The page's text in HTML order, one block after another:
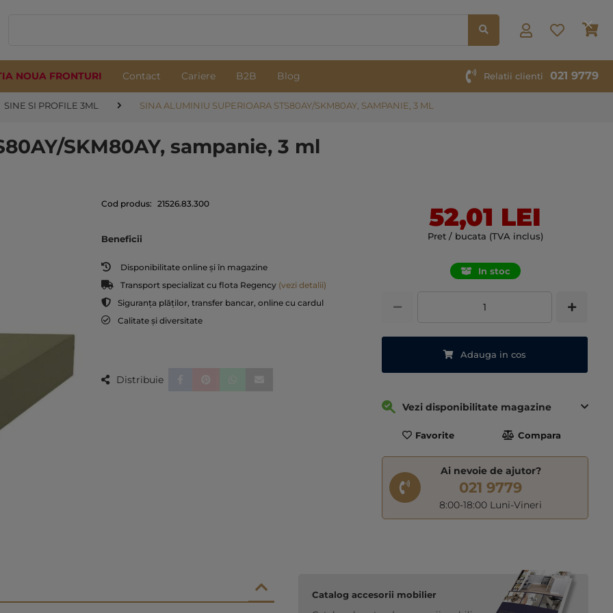
NOUA FRONTURI Contact Cariere B2B Blog Relatii clienti 021 9779
SINE SI PROFILE 3ML SINA ALUMINIU SUPERIOARA STS80AY/SKM80AY, SAMPANIE, 3 ML
SKM80AY, sampanie, 3 ml
52,01 LEI
Pret / bucata (TVA inclus)
In stoc
Adauga in cos
Vezi disponibilitate magazine
Favorite Compara
Ai nevoie de ajutor?
021 9779
8:00-18:00 Luni-Vineri
Cod produs: 21526.83.300
Beneficii
Disponibilitate online și în magazine
Transport specializat cu flota Regency (vezi detalii)
Siguranța plăților, transfer bancar, online cu cardul
Calitate și diversitate
Distribuie
Catalog accesorii mobilier